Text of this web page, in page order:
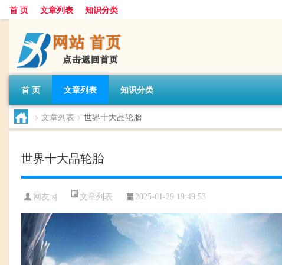
首 页 文章列表 知识分类
首 页 文章列表 知识分类
> 文章列表 > 世界十大品轮胎
世界十大品轮胎
网友:sj 文章列表 2025-01-29 19:49:53